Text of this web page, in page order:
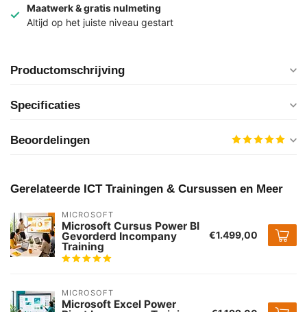
Maatwerk & gratis nulmeting
Altijd op het juiste niveau gestart
Productomschrijving
Specificaties
Beoordelingen
Gerelateerde ICT Trainingen & Cursussen en Meer
MICROSOFT
Microsoft Cursus Power BI
Gevorderd Incompany
Training
€1.499,00
MICROSOFT
Microsoft Excel Power